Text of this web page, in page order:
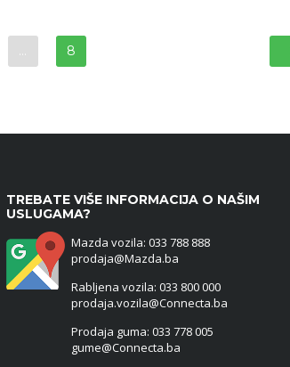
… 8
TREBATE VIŠE INFORMACIJA O NAŠIM
USLUGAMA?
Mazda vozila: 033 788 888
prodaja@Mazda.ba
Rabljena vozila: 033 800 000
prodaja.vozila@Connecta.ba
Prodaja guma: 033 778 005
gume@Connecta.ba